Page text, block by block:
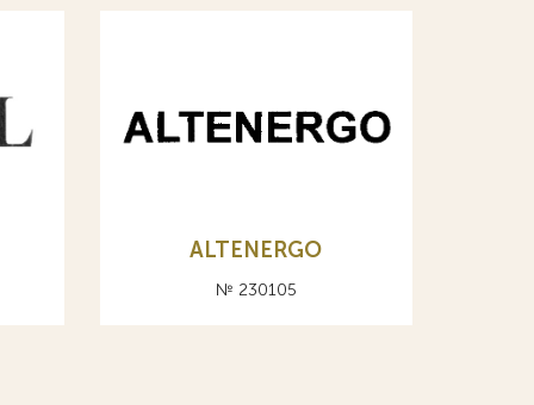
ALTENERGO
№ 230105